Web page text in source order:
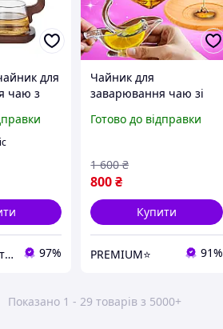
для
чаю з
za kopeyki Інтернет магазин 97%
Чайник для
заварювання чаю зі
скляний заварник,
заварником
Готово до відправки
800₴
1 600 ₴
Купити
PREMIUM⭐ 91%
Показано 1 - 29 товарів з 5000+